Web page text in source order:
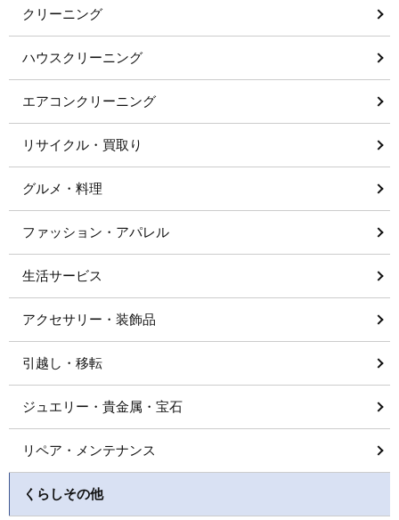
クリーニング
ハウスクリーニング
エアコンクリーニング
リサイクル・買取り
グルメ・料理
ファッション・アパレル
生活サービス
アクセサリー・装飾品
引越し・移転
ジュエリー・貴金属・宝石
リペア・メンテナンス
くらしその他